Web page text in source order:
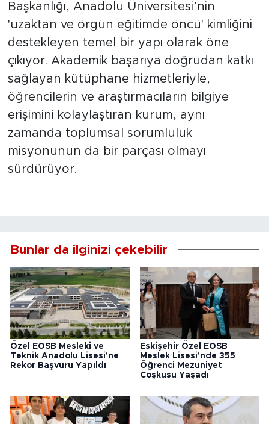
Başkanlığı, Anadolu Üniversitesi’nin
'uzaktan ve örgün eğitimde öncü' kimliğini
destekleyen temel bir yapı olarak öne
çıkıyor. Akademik başarıya doğrudan katkı
sağlayan kütüphane hizmetleriyle,
öğrencilerin ve araştırmacıların bilgiye
erişimini kolaylaştıran kurum, aynı
zamanda toplumsal sorumluluk
misyonunun da bir parçası olmayı
sürdürüyor.
Bunlar da ilginizi çekebilir
Özel EOSB Mesleki ve
Teknik Anadolu Lisesi'ne
Rekor Başvuru Yapıldı
Eskişehir Özel EOSB
Meslek Lisesi'nde 355
Öğrenci Mezuniyet
Coşkusu Yaşadı